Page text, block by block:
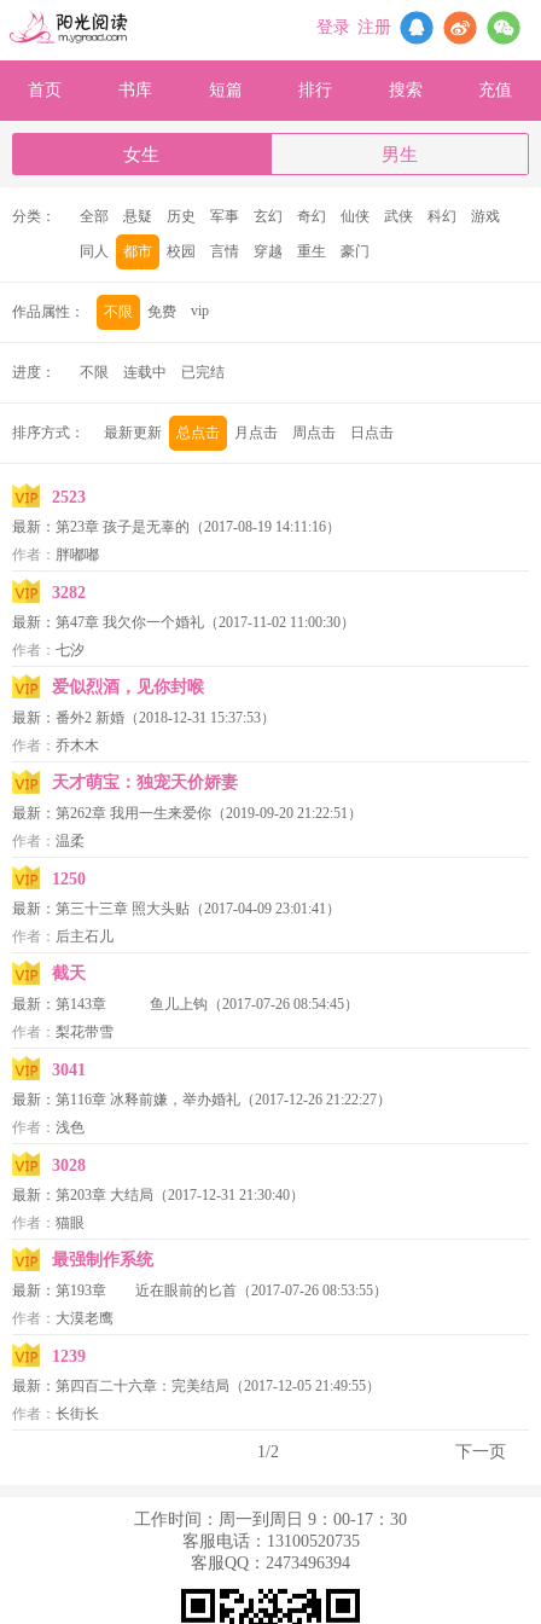
登录 注册
首页 书库 短篇 排行 搜索 充值
女生 男生
分类： 全部 悬疑 历史 军事 玄幻 奇幻 仙侠 武侠 科幻 游戏
同人 都市 校园 言情 穿越 重生 豪门
作品属性： 不限 免费 vip
进度： 不限 连载中 已完结
排序方式： 最新更新 总点击 月点击 周点击 日点击
2523
最新： 第23章 孩子是无辜的 （2017-08-19 14:11:16）
作者： 胖嘟嘟
3282
最新： 第47章 我欠你一个婚礼 （2017-11-02 11:00:30）
作者： 七汐
爱似烈酒，见你封喉
最新： 番外2 新婚 （2018-12-31 15:37:53）
作者： 乔木木
天才萌宝：独宠天价娇妻
最新： 第262章 我用一生来爱你 （2019-09-20 21:22:51）
作者： 温柔
1250
最新： 第三十三章 照大头贴 （2017-04-09 23:01:41）
作者： 后主石儿
截天
最新： 第143章 鱼儿上钩 （2017-07-26 08:54:45）
作者： 梨花带雪
3041
最新： 第116章 冰释前嫌，举办婚礼 （2017-12-26 21:22:27）
作者： 浅色
3028
最新： 第203章 大结局 （2017-12-31 21:30:40）
作者： 猫眼
最强制作系统
最新： 第193章 近在眼前的匕首 （2017-07-26 08:53:55）
作者： 大漠老鹰
1239
最新： 第四百二十六章：完美结局 （2017-12-05 21:49:55）
作者： 长街长
1/2 下一页
工作时间：周一到周日 9：00-17：30
客服电话：13100520735
客服QQ：2473496394